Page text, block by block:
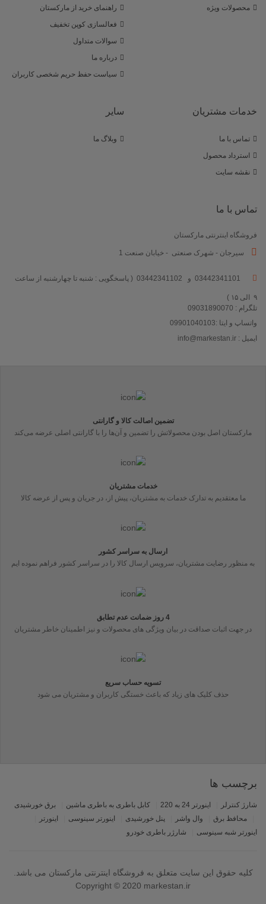
محصولات ویژه
راهنمای خرید از مارکستان
فعالسازی کوپن تخفیف
سوالات متداول
درباره ما
سیاست حفظ حریم شخصی کاربران
خدمات مشتریان
تماس با ما
استرداد محصول
نقشه سایت
سایر
وبلاگ ما
تماس با ما
فروشگاه اینترنتی مارکستان
سیرجان - شهرک صنعتی - خیابان صنعت 1
03442341101 و 03442341102 ( پاسخگویی : شنبه تا چهارشنبه از ساعت
۹ الی ۱۵ )
تلگرام : 09031890070
واتساپ و ایتا :09901040103
ایمیل : info@markestan.ir
تضمین اصالت کالا و گارانتی
مارکستان اصل بودن محصولاتش را تضمین و آن‌ها را با گارانتی اصلی عرضه می‌کند
خدمات مشتریان
ما معتقدیم به تدارک خدمات به مشتریان، پیش از، در جریان و پس از عرضه کالا
ارسال به سراسر کشور
به منظور رضایت مشتریان، سرویس ارسال کالا را در سراسر کشور فراهم نموده ایم
4 روز ضمانت عدم تطابق
در جهت اثبات صداقت در بیان ویژگی های محصولات و نیز اطمینان خاطر مشتریان
تسویه حساب سریع
حذف کلیک های زیاد که باعث خستگی کاربران و مشتریان می شود
برچسب ها
شارژ کنترلر اینورتر 24 به 220 کابل باطری به باطری ماشین
برق خورشیدی
محافظ برق
وال واشر پنل خورشیدی اینورتر سینوسی
اینورتر
اینورتر شبه سینوسی
شارژر باطری خودرو
کلیه حقوق این سایت متعلق به فروشگاه اینترنتی مارکستان می باشد.
Copyright © 2020 markestan.ir